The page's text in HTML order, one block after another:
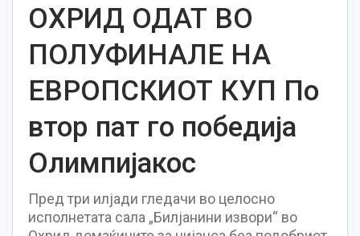
ОХРИД ОДАТ ВО
ПОЛУФИНАЛЕ НА
ЕВРОПСКИОТ КУП По
втор пат го победија
Олимпијакос
Пред три илјади гледачи во целосно
исполнетата сала „Билјанини извори“ во